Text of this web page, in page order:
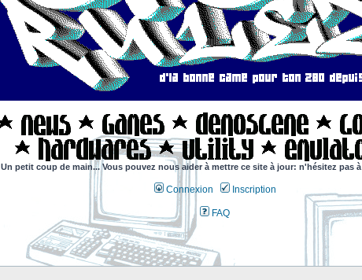
Un petit coup de main... Vous pouvez nous aider à mettre ce site à jour: n'hésitez pas à
Connexion Inscription
FAQ